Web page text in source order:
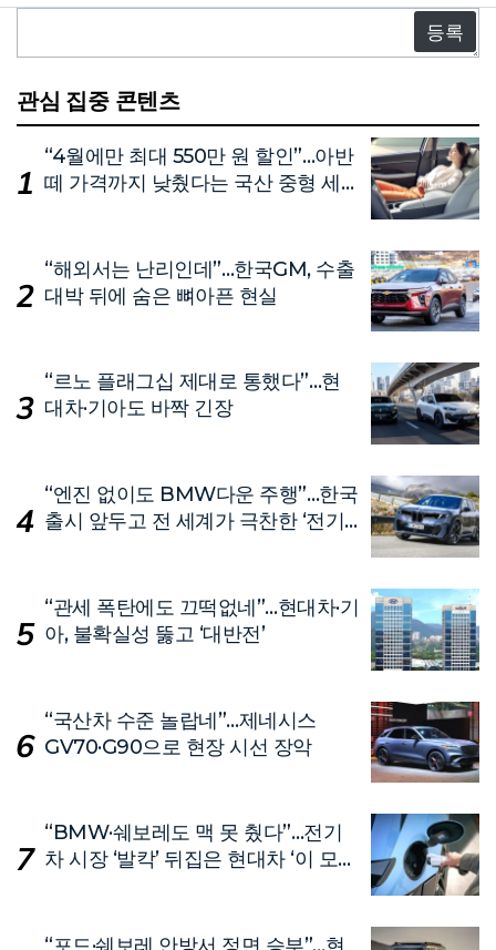
글
관심 집중 콘텐츠
“4월에만 최대 550만 원 할인”…아반
떼 가격까지 낮췄다는 국산 중형 세
“해외서는 난리인데”…한국GM, 수출
대박 뒤에 숨은 뼈아픈 현실
“르노 플래그십 제대로 통했다”…현
대차·기아도 바짝 긴장
“엔진 없이도 BMW다운 주행”…한국
출시 앞두고 전 세계가 극찬한 ‘전기
“관세 폭탄에도 끄떡없네”…현대차·기
아, 불확실성 뚫고 ‘대반전’
“국산차 수준 놀랍네”…제네시스
GV70·G90으로 현장 시선 장악
“BMW·쉐보레도 맥 못 췄다”…전기
차 시장 ‘발칵’ 뒤집은 현대차 ‘이 모